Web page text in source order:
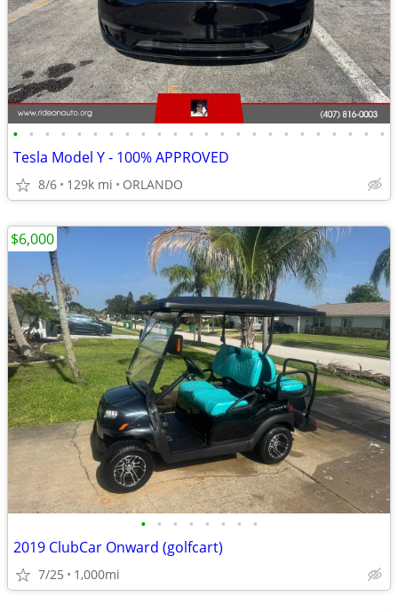
• • • • • • • • • • • • • • • • • • • • • • • •
Tesla Model Y - 100% APPROVED
8/6 129k mi ORLANDO
• • • • • • • •
2019 ClubCar Onward (golfcart)
7/25 1,000mi
$6,000